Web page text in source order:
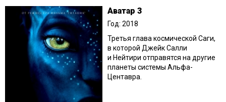
Аватар 3
Год: 2018
Третья глава космической Саги,
в которой Джейк Салли
и Нейтири отправятся на другие
планеты системы Альфа-
Центавра.